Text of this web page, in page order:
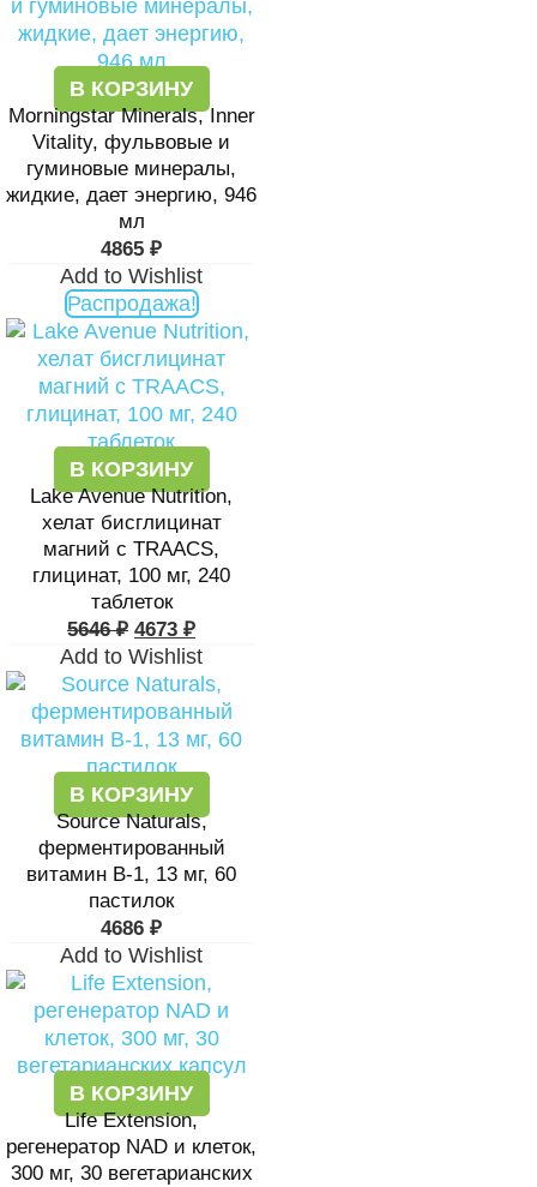
В КОРЗИНУ
Morningstar Minerals, Inner
Vitality, фульвовые и
гуминовые минералы,
жидкие, дает энергию, 946
мл
4865 ₽
Add to Wishlist
Распродажа!
В КОРЗИНУ
Lake Avenue Nutrition,
хелат бисглицинат
магний с TRAACS,
глицинат, 100 мг, 240
таблеток
5646₽ 4673 ₽
Add to Wishlist
В КОРЗИНУ
Source Naturals,
ферментированный
витамин B-1, 13 мг, 60
пастилок
4686 ₽
Add to Wishlist
В КОРЗИНУ
Life Extension,
регенератор NAD и клеток,
300 мг, 30 вегетарианских